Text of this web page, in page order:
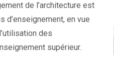
de l’architecture est
en vue
des
supérieur.